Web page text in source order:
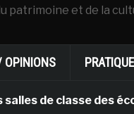
patrimoine et de la
OPINIONS
classe des écoles